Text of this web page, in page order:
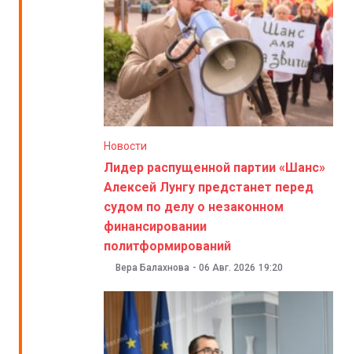
Новости
Лидер распущенной партии «Шанс»
Алексей Лунгу предстанет перед
судом по делу о незаконном
финансировании
политформирований
Вера Балахнова - 06 Авг. 2026 19:20